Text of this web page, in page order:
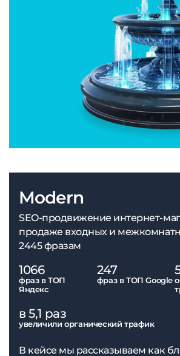
Modern
SEO-продвижение интернет-
продаже входных и
2445 фразам
1066
фраз в ТОП
Яндекс
247
фраз в ТОП Google
в 5,1 раз
увеличили органический трафик
В кейсе мы рассказываем как